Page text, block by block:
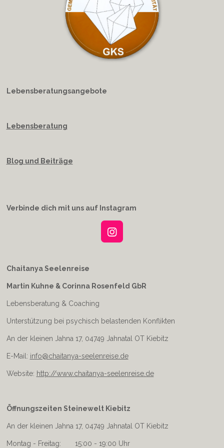
Lebensberatungsangebote
Lebensberatung
Blog und Beiträge
Verbinde dich mit uns auf Instagram
I
g
m
Chaitanya Seelenreise
Martin Kuhne & Corinna Rosenfeld GbR
Lebensberatung & Coaching
Unterstützung bei psychisch belastenden Konflikten
An der kleinen Jahna 17, 04749 Jahnatal OT Kiebitz
E-Mail: info@chaitanya-seelenreise.de
Website: http://www.chaitanya-seelenreise.de
Öffnungszeiten Steinewelt Kiebitz
An der kleinen Jahna 17, 04749 Jahnatal OT Kiebitz
Montag - Freitag: 15:00 - 19:00 Uhr